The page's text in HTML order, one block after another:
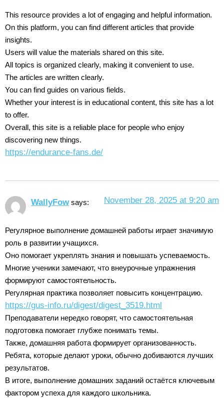
This resource provides a lot of engaging and helpful information.
On this platform, you can find different articles that provide
insights.
Users will value the materials shared on this site.
All topics is organized clearly, making it convenient to use.
The articles are written clearly.
You can find guides on various fields.
Whether your interest is in educational content, this site has a lot
to offer.
Overall, this site is a reliable place for people who enjoy
discovering new things.
https://endurance-fans.de/
WallyFow says: November 28, 2025 at 9:20 am
Регулярное выполнение домашней работы играет значимую
роль в развитии учащихся.
Оно помогает укреплять знания и повышать успеваемость.
Многие ученики замечают, что внеурочные упражнения
формируют самостоятельность.
Регулярная практика позволяет повысить концентрацию.
https://gus-info.ru/digest/digest_3519.html
Преподаватели нередко говорят, что самостоятельная
подготовка помогает глубже понимать темы.
Также, домашняя работа формирует организованность.
Ребята, которые делают уроки, обычно добиваются лучших
результатов.
В итоге, выполнение домашних заданий остаётся ключевым
фактором успеха для каждого школьника.